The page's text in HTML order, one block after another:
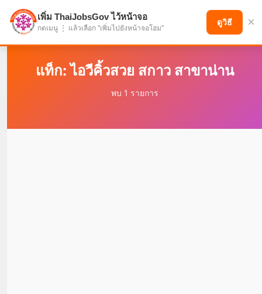
แบ่งปันโอกาส เพื่ออนาคตที่ก้าวหน้า
แท็ก: ไอวีคิ้วสวย สกาว สาขาน่าน
พบ 1 รายการ
เพิ่ม ThaiJobsGov ไว้หน้าจอ
กดเมนู ⋮ แล้วเลือก "เพิ่มไปยังหน้าจอโฮม"
ดูวิธี ×